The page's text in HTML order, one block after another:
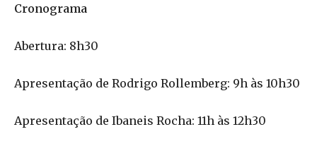
Cronograma
Abertura: 8h30
Apresentação de Rodrigo Rollemberg: 9h às 10h30
Apresentação de Ibaneis Rocha: 11h às 12h30